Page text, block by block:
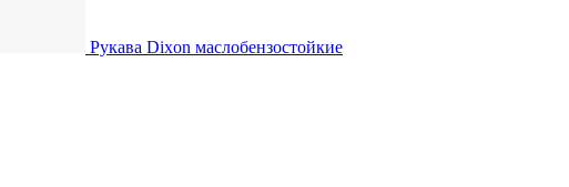
Рукава Dixon маслобензостойкие